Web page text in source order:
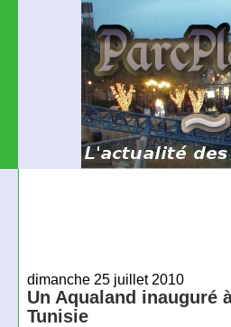
dimanche 25 juillet 2010
Un Aqualand inauguré
Tunisie